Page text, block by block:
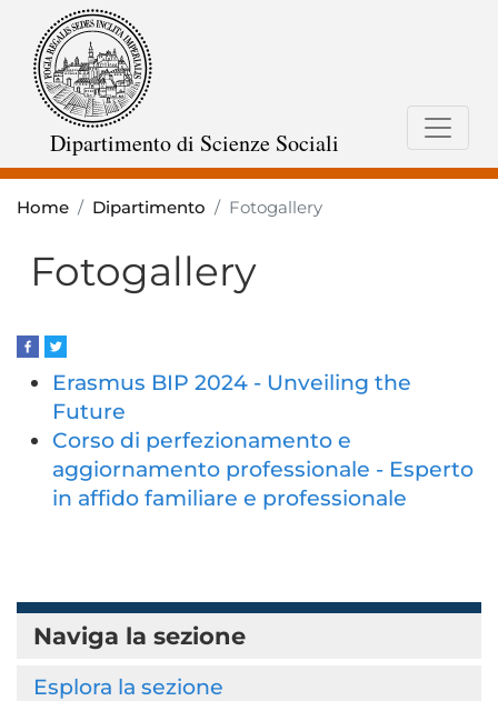
Dipartimento di Scienze Sociali
Home Dipartimento Fotogallery
Fotogallery
Erasmus BIP 2024 - Unveiling the
Future
Corso di perfezionamento e
aggiornamento professionale - Esperto
in affido familiare e professionale
Naviga la sezione
Esplora la sezione